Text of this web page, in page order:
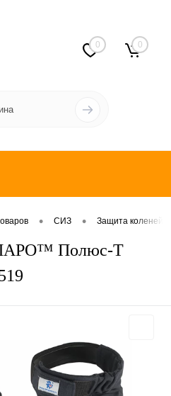
0 0
• СИЗ • Защита коленей
Полюс-Т